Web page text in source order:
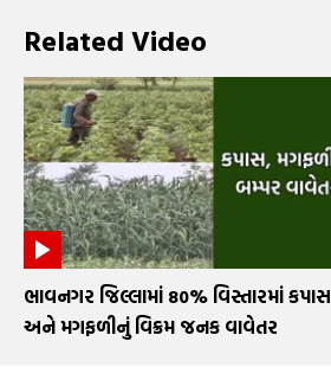
Related Video
ભાવનગર જિલ્લામાં 80% વિસ્તારમાં કપાસ
અને મગફળીનું વિક્રમ જનક વાવેતર